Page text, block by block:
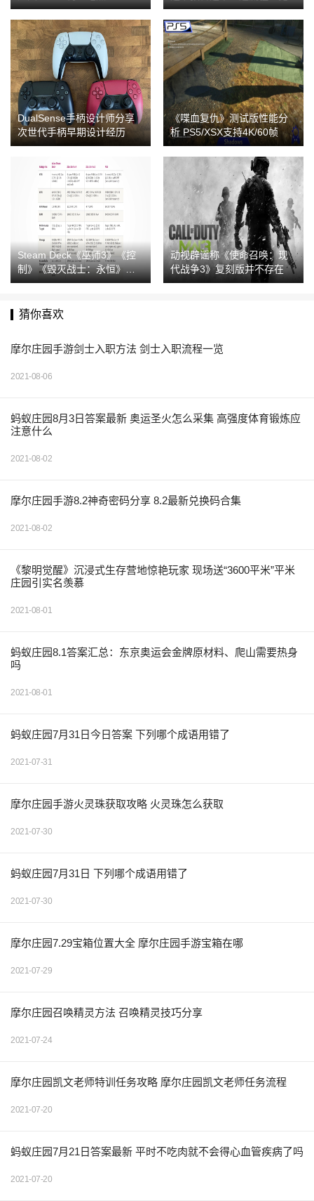
DualSense手柄设计师分享
次世代手柄早期设计经历
《喋血复仇》测试版性能分
析 PS5/XSX支持4K/60帧
Steam Deck《巫师3》《控
制》《毁灭战士：永恒》游
玩展示 支持VR
动视辟谣称《使命召唤：现
代战争3》复刻版并不存在
猜你喜欢
摩尔庄园手游剑士入职方法 剑士入职流程一览
2021-08-06
蚂蚁庄园8月3日答案最新 奥运圣火怎么采集 高强度体育锻炼应
注意什么
2021-08-02
摩尔庄园手游8.2神奇密码分享 8.2最新兑换码合集
2021-08-02
《黎明觉醒》沉浸式生存营地惊艳玩家 现场送“3600平米”平米
庄园引实名羡慕
2021-08-01
蚂蚁庄园8.1答案汇总：东京奥运会金牌原材料、爬山需要热身
吗
2021-08-01
蚂蚁庄园7月31日今日答案 下列哪个成语用错了
2021-07-31
摩尔庄园手游火灵珠获取攻略 火灵珠怎么获取
2021-07-30
蚂蚁庄园7月31日 下列哪个成语用错了
2021-07-30
摩尔庄园7.29宝箱位置大全 摩尔庄园手游宝箱在哪
2021-07-29
摩尔庄园召唤精灵方法 召唤精灵技巧分享
2021-07-24
摩尔庄园凯文老师特训任务攻略 摩尔庄园凯文老师任务流程
2021-07-20
蚂蚁庄园7月21日答案最新 平时不吃肉就不会得心血管疾病了吗
2021-07-20